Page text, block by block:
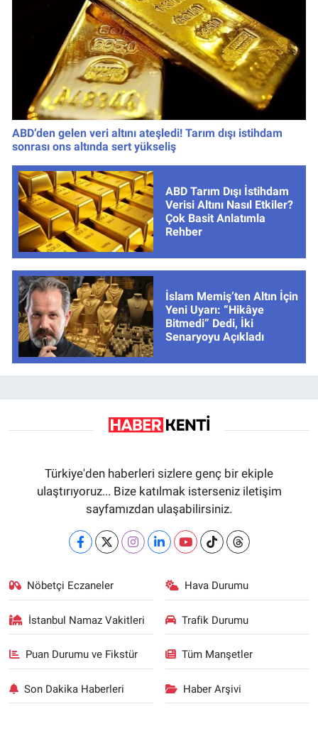
ABD’den gelen veri altını ateşledi! Tarım dışı istihdam
sonrası ons altında sert yükseliş
ABD Tarım Dışı İstihdam
Verisi Altını Nasıl Etkiler?
Çok Basit Anlatımla
Rehber
İslam Memiş’ten Altın İçin
Yeni Uyarı: “Hikâye
Bitmedi” Dedi, İki
Senaryoyu Açıkladı
Türkiye'den haberleri sizlere genç bir ekiple
ulaştırıyoruz... Bize katılmak isterseniz iletişim
sayfamızdan ulaşabilirsiniz.
Nöbetçi Eczaneler Hava Durumu
İstanbul Namaz Vakitleri Trafik Durumu
Puan Durumu ve Fikstür Tüm Manşetler
Son Dakika Haberleri Haber Arşivi